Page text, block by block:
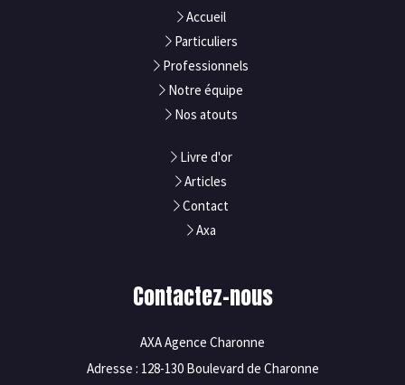
Accueil
Particuliers
Professionnels
Notre équipe
Nos atouts
Livre d'or
Articles
Contact
Axa
Contactez-nous
AXA Agence Charonne
Adresse : 128-130 Boulevard de Charonne